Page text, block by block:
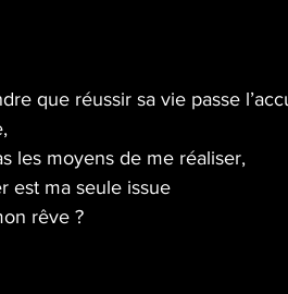
que réussir sa vie passe
les moyens de me réaliser,
est ma seule issue
rêve ?